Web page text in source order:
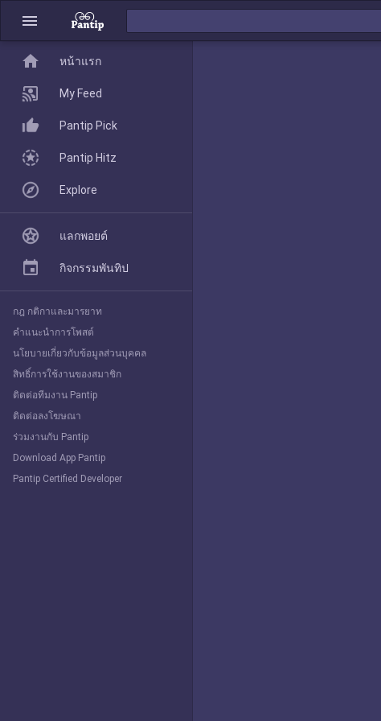
menu
home
Pantip Pick
Explore
home หน้าแรก
My Feed
Pantip Pick
Pantip Hitz
Explore
แลกพอยต์
กิจกรรมพันทิป
กฎ กติกาและมารยาท
คำแนะนำการโพสต์
นโยบายเกี่ยวกับข้อมูลส่วนบุคคล
สิทธิ์การใช้งานของสมาชิก
ติดต่อทีมงาน Pantip
ติดต่อลงโฆษณา
ร่วมงานกับ Pantip
Download App Pantip
Pantip Certified Developer